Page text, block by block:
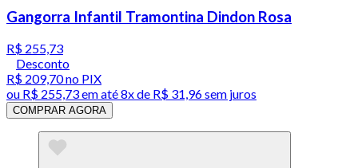
Gangorra Infantil Tramontina Dindon Rosa
R$ 255,73
Desconto
R$ 209,70no PIX
ou R$ 255,73em até8x de R$ 31,96 sem juros
COMPRAR AGORA